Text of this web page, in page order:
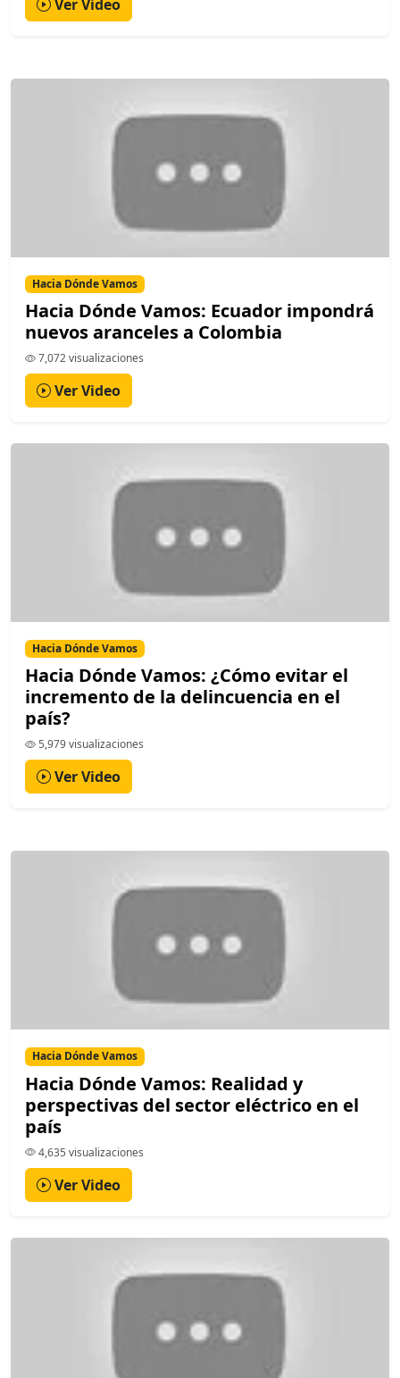
Ver Video
Hacia Dónde Vamos
Hacia Dónde Vamos: Ecuador impondrá
nuevos aranceles a Colombia
7,072 visualizaciones
Ver Video
Hacia Dónde Vamos
Hacia Dónde Vamos: ¿Cómo evitar el
incremento de la delincuencia en el
país?
5,979 visualizaciones
Ver Video
Hacia Dónde Vamos
Hacia Dónde Vamos: Realidad y
perspectivas del sector eléctrico en el
país
4,635 visualizaciones
Ver Video